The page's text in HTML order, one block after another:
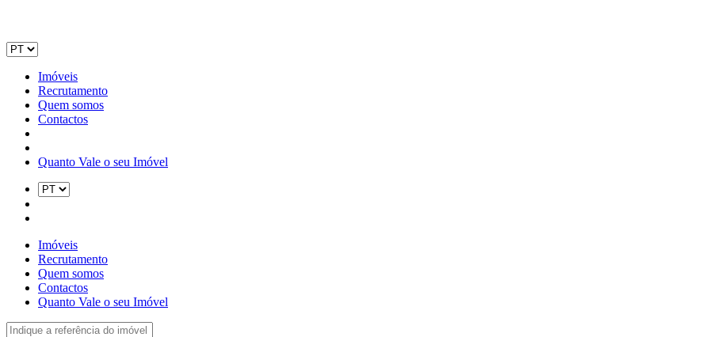
Imóveis
Recrutamento
Quem somos
Contactos
Quanto Vale o seu Imóvel
Imóveis
Recrutamento
Quem somos
Contactos
Quanto Vale o seu Imóvel